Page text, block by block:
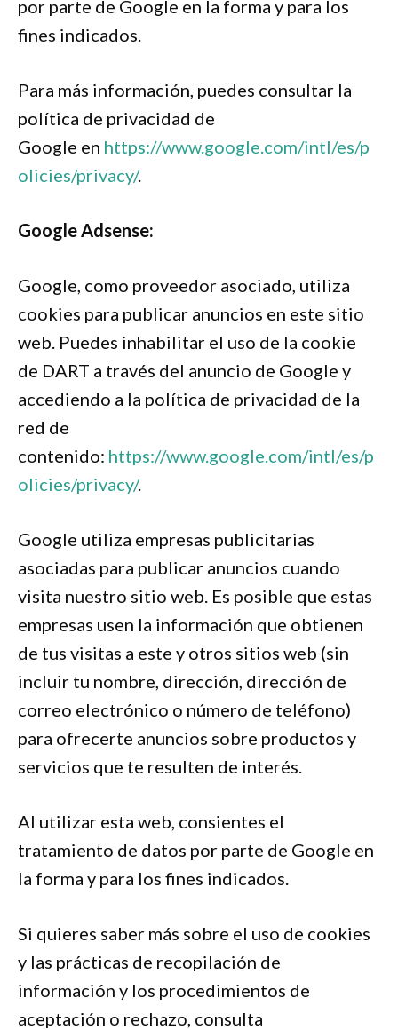
por parte de Google en la forma y para los
fines indicados.
Para más información, puedes consultar la
política de privacidad de
Google en https://www.google.com/intl/es/p
olicies/privacy/.
Google Adsense:
Google, como proveedor asociado, utiliza
cookies para publicar anuncios en este sitio
web. Puedes inhabilitar el uso de la cookie
de DART a través del anuncio de Google y
accediendo a la política de privacidad de la
red de
contenido: https://www.google.com/intl/es/p
olicies/privacy/.
Google utiliza empresas publicitarias
asociadas para publicar anuncios cuando
visita nuestro sitio web. Es posible que estas
empresas usen la información que obtienen
de tus visitas a este y otros sitios web (sin
incluir tu nombre, dirección, dirección de
correo electrónico o número de teléfono)
para ofrecerte anuncios sobre productos y
servicios que te resulten de interés.
Al utilizar esta web, consientes el
tratamiento de datos por parte de Google en
la forma y para los fines indicados.
Si quieres saber más sobre el uso de cookies
y las prácticas de recopilación de
información y los procedimientos de
aceptación o rechazo, consulta